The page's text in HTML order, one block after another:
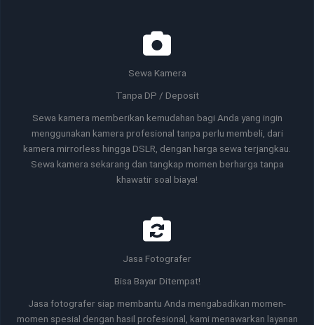
Sewa Kamera
Tanpa DP / Deposit
Sewa kamera memberikan kemudahan bagi Anda yang ingin
menggunakan kamera profesional tanpa perlu membeli, dari
kamera mirrorless hingga DSLR, dengan harga sewa terjangkau.
Sewa kamera sekarang dan tangkap momen berharga tanpa
khawatir soal biaya!
Jasa Fotografer
Bisa Bayar Ditempat!
Jasa fotografer siap membantu Anda mengabadikan momen-
momen spesial dengan hasil profesional, kami menawarkan layanan